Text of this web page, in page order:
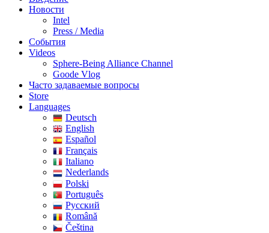
Новости
Intel
Press / Media
События
Videos
Sphere-Being Alliance Channel
Goode Vlog
Часто задаваемые вопросы
Store
Languages
Deutsch
English
Español
Français
Italiano
Nederlands
Polski
Português
Pусский
Română
Čeština